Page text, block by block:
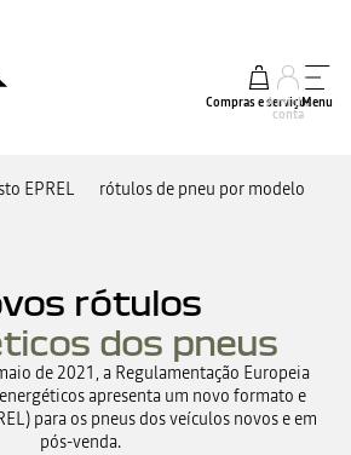
Compras e serviços
A minha
conta
Menu
EPREL rótulos de pneu por modelo
rótulos
dos pneus
de 2021, a Regulamentação Europeia
apresenta um novo formato e
para os pneus dos veículos novos e em
pós-venda.